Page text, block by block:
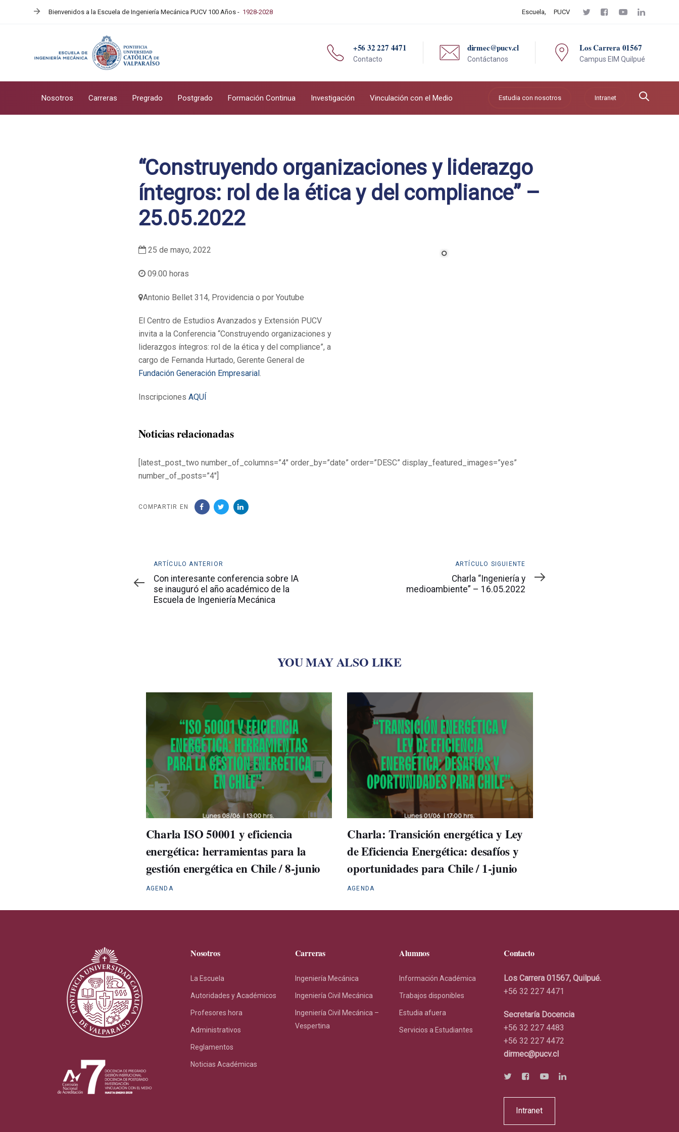
content
Bienvenidos a la Escuela de Ingeniería Mecánica PUCV 100 Años - 1928-2028 Escuela PUCV
+56 32 227 4471
Contacto
dirmec@pucv.cl
Contáctanos
Los Carrera 01567
Campus EIM Quilpué
Nosotros Carreras Pregrado Postgrado Formación Continua Investigación Vinculación con el Medio Estudia con nosotros Intranet
“Construyendo organizaciones y liderazgo
íntegros: rol de la ética y del compliance” –
25.05.2022
25 de mayo, 2022
09.00 horas
Antonio Bellet 314, Providencia o por Youtube
El Centro de Estudios Avanzados y Extensión PUCV
invita a la Conferencia “Construyendo organizaciones y
liderazgos íntegros: rol de la ética y del compliance”, a
cargo de Fernanda Hurtado, Gerente General de
Fundación Generación Empresarial .
Inscripciones AQUÍ
Noticias relacionadas
[latest_post_two number_of_columns=”4″ order_by=”date” order=”DESC” display_featured_images=”yes”
number_of_posts=”4″]
COMPARTIR EN
navigation
Artículo
anterior
ARTÍCULO ANTERIOR
Con interesante conferencia sobre IA
se inauguró el año académico de la
Escuela de Ingeniería Mecánica
ARTÍCULO SIGUIENTE
Charla “Ingeniería y
medioambiente” – 16.05.2022
YOU MAY ALSO LIKE
Charla ISO 50001 y eficiencia
energética: herramientas para la
gestión energética en Chile / 8-junio
AGENDA
Charla: Transición energética y Ley
de Eficiencia Energética: desafíos y
oportunidades para Chile / 1-junio
AGENDA
Nosotros
La Escuela
Autoridades y Académicos
Profesores hora
Administrativos
Reglamentos
Noticias Académicas
Carreras
Ingeniería Mecánica
Ingeniería Civil Mecánica
Ingeniería Civil Mecánica –
Vespertina
Alumnos
Información Académica
Trabajos disponibles
Estudia afuera
Servicios a Estudiantes
Contacto
Los Carrera 01567, Quilpué.
+56 32 227 4471
Secretaría Docencia
+56 32 227 4483
+56 32 227 4472
dirmec@pucv.cl
Intranet